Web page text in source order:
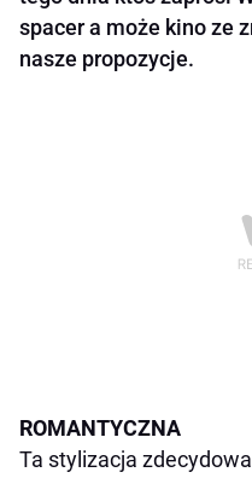
spacer a może kino ze
nasze propozycje.
ROMANTYCZNA
Ta stylizacja